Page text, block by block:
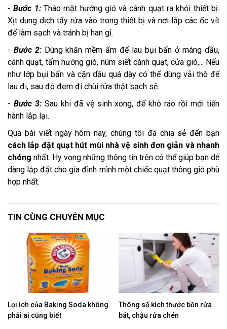
-Bước 1:Tháo mặt hướng gió và cánh quạt ra khỏi thiết bị.
Xịt dung dịch tẩy rửa vào trong thiết bị và nơi lắp các ốc vít
để làm sạch và tránh bị han gỉ.
- Bước 2:Dùng khăn mềm ẩm để lau bụi bẩn ở máng dầu,
cánh quạt, tấm hướng gió, núm siết cánh quạt, cửa gió,... Nếu
như lớp bụi bẩn và cặn dầu quá dày có thể dùng vải thô để
lau đi, sau đó đem đi chùi rửa thật sạch sẽ.
- Bước 3:Sau khi đã vệ sinh xong, để khô ráo rồi mới tiến
hành lắp lại.
Qua bài viết ngày hôm nay, chúng tôi đã chia sẻ đến bạn
cách lắp đặt quạt hút mùi nhà vệ sinh đơn giản và nhanh
chóng nhất. Hy vọng những thông tin trên có thể giúp bạn dễ
dàng lắp đặt cho gia đình mình một chiếc quạt thông gió phù
hợp nhất.
TIN CÙNG CHUYÊN MỤC
Lợi ích của Baking Soda không
phải ai cũng biết
Thông số kích thước bồn rửa
bát, chậu rửa chén